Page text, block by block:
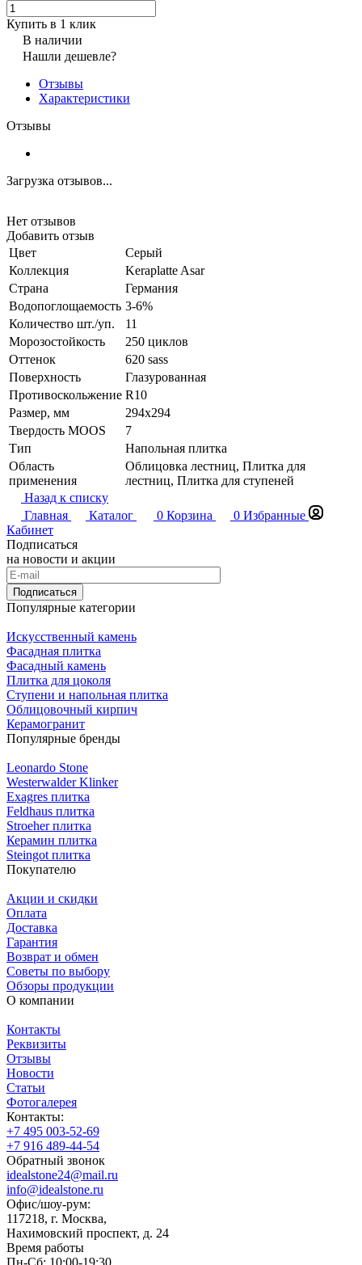
Купить в 1 клик
В наличии
Нашли дешевле?
Отзывы
Характеристики
Отзывы
Загрузка отзывов...
Нет отзывов
Добавить отзыв
Цвет
Серый
Коллекция
Keraplatte Asar
Страна
Германия
Водопоглощаемость 3-6%
Количество шт./уп.
11
Морозостойкость
250 циклов
Оттенок
620 sass
Поверхность
Глазурованная
Противоскольжение R10
Размер, мм
294x294
Твердость MOOS
7
Тип
Напольная плитка
Область
применения
Облицовка лестниц, Плитка для
лестниц, Плитка для ступеней
Назад к списку
Главная
Каталог 0 Корзина 0 Избранные
Кабинет
Подписаться
на новости и акции
Подписаться
Популярные категории
Искусственный камень
Фасадная плитка
Фасадный камень
Плитка для цоколя
Ступени и напольная плитка
Облицовочный кирпич
Керамогранит
Популярные бренды
Leonardo Stone
Westerwalder Klinker
Exagres плитка
Feldhaus плитка
Stroeher плитка
Керамин плитка
Steingot плитка
Покупателю
Акции и скидки
Оплата
Доставка
Гарантия
Возврат и обмен
Советы по выбору
Обзоры продукции
О компании
Контакты
Реквизиты
Отзывы
Новости
Статьи
Фотогалерея
Контакты:
+7 495 003-52-69
+7 916 489-44-54
Обратный звонок
idealstone24@mail.ru
info@idealstone.ru
Офис/шоу-рум:
117218, г. Москва,
Нахимовский проспект, д. 24
Время работы
Пн-Сб: 10:00-19:30